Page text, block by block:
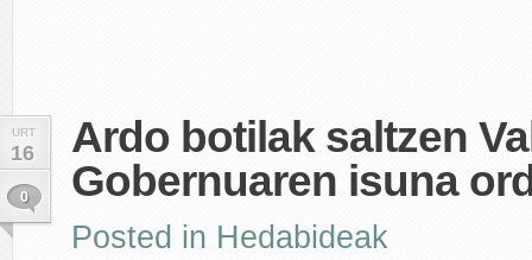
URT
16
0
Ardo botilak saltzen
Gobernuaren isuna
Posted in Hedabideak